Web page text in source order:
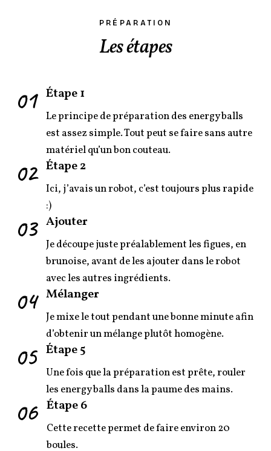
PRÉPARATION
Les étapes
01 Étape 1
Le principe de préparation des energy balls
est assez simple. Tout peut se faire sans autre
matériel qu’un bon couteau.
02 Étape 2
Ici, j’avais un robot, c’est toujours plus rapide
:)
03 Ajouter
Je découpe juste préalablement les figues, en
brunoise, avant de les ajouter dans le robot
avec les autres ingrédients.
04 Mélanger
Je mixe le tout pendant une bonne minute afin
d’obtenir un mélange plutôt homogène.
05 Étape 5
Une fois que la préparation est prête, rouler
les energy balls dans la paume des mains.
06 Étape 6
Cette recette permet de faire environ 20
boules.